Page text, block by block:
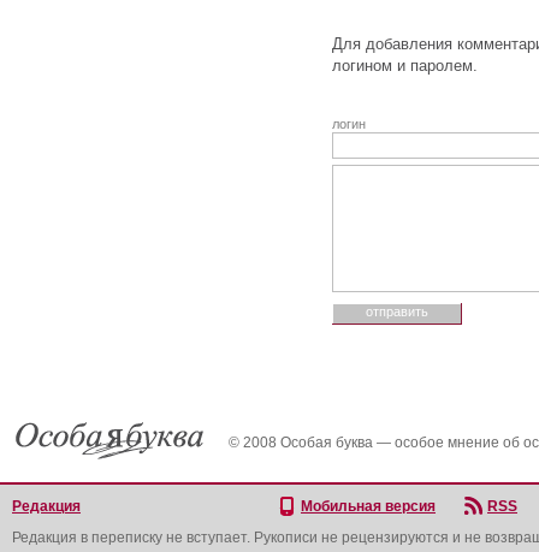
Для добавления
логином и паролем.
логин
© 2008 Особая буква — особое мнение об
Редакция Мобильная версия
RSS
Редакция в переписку не вступает. Рукописи не рецензируются и не